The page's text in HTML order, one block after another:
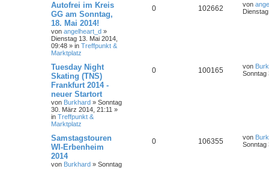
Autofrei im Kreis
GG am Sonntag,
18. Mai 2014!
von angelheart_d »
Dienstag 13. Mai 2014,
09:48 » in Treffpunkt &
Marktplatz
0 102662 von
Tuesday Night
Skating (TNS)
Frankfurt 2014 -
neuer Startort
von Burkhard » Sonntag
30. März 2014, 21:11 »
in Treffpunkt &
Marktplatz
0 100165 von
Sonntag
Samstagstouren
WI-Erbenheim
2014
von Burkhard » Sonntag
0 106355 von
Sonntag